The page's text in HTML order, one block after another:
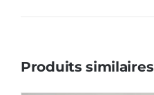
Produits similaires